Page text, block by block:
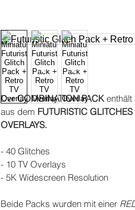
Der COMBINATION PACK enthält
aus dem FUTURISTIC GLITCHES
OVERLAYS.
- 40 Glitches
- 10 TV Overlays
- 5K Widescreen Resolution
Beide Packs wurden mit einer